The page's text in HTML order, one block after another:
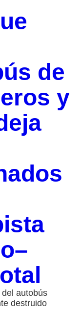
de
y
autobús
destruido